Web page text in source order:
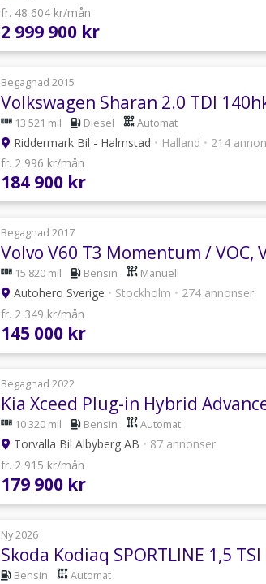
fr. 48 604 kr/mån
2 999 900 kr
Begagnad 2015
13 521 mil Diesel Automat
Riddermark Bil - Halmstad • Halland • 214
fr. 2 996 kr/mån
184 900 kr
Begagnad 2017
Volvo V60 T3 Momentum / VOC,
15 820 mil Bensin Manuell
Autohero Sverige • Stockholm • 274 annonser
fr. 2 349 kr/mån
145 000 kr
Begagnad 2022
Kia Xceed Plug-in Hybrid
10 320 mil Bensin Automat
Torvalla Bil Albyberg AB • 87 annonser
fr. 2 915 kr/mån
179 900 kr
Ny 2026
Skoda Kodiaq SPORTLINE 1,5
Bensin Automat